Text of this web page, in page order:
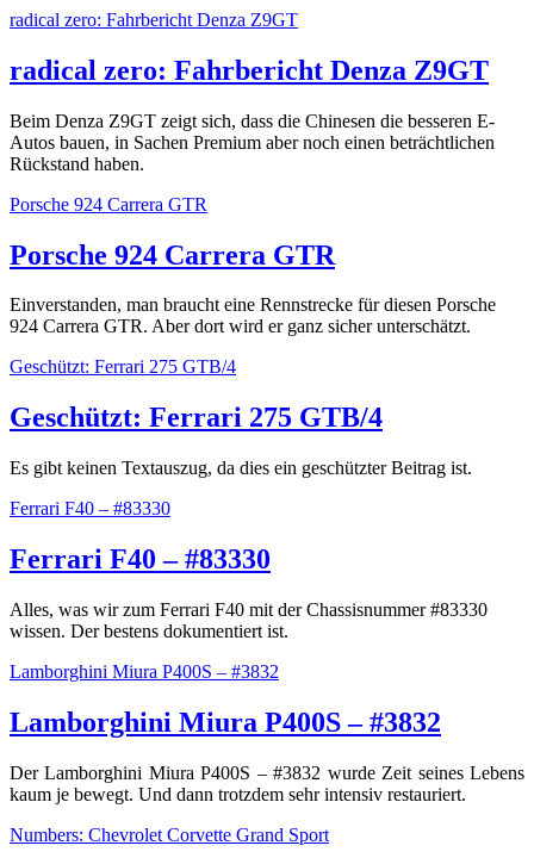
radical zero: Fahrbericht Denza Z9GT
radical zero: Fahrbericht Denza Z9GT
Beim Denza Z9GT zeigt sich, dass die Chinesen die besseren E-
Autos bauen, in Sachen Premium aber noch einen beträchtlichen
Rückstand haben.
Porsche 924 Carrera GTR
Porsche 924 Carrera GTR
Einverstanden, man braucht eine Rennstrecke für diesen Porsche
924 Carrera GTR. Aber dort wird er ganz sicher unterschätzt.
Geschützt: Ferrari 275 GTB/4
Geschützt: Ferrari 275 GTB/4
Es gibt keinen Textauszug, da dies ein geschützter Beitrag ist.
Ferrari F40 – #83330
Ferrari F40 – #83330
Alles, was wir zum Ferrari F40 mit der Chassisnummer #83330
wissen. Der bestens dokumentiert ist.
Lamborghini Miura P400S – #3832
Lamborghini Miura P400S – #3832
Der Lamborghini Miura P400S – #3832 wurde Zeit seines Lebens
kaum je bewegt. Und dann trotzdem sehr intensiv restauriert.
Numbers: Chevrolet Corvette Grand Sport